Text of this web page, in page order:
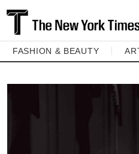
FASHION & BEAUTY